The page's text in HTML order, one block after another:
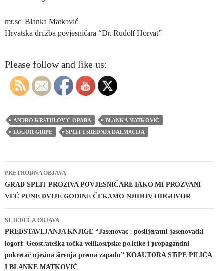
mr.sc. Blanka Matković
Hrvatska družba povjesničara “Dr. Rudolf Horvat”
Please follow and like us:
ANDRO KRSTULOVIĆ OPARA
BLANKA MATKOVIĆ
LOGOR GRIPE
SPLIT I SREDNJA DALMACIJA
Navigacija
objava
PRETHODNA OBJAVA
GRAD SPLIT PROZIVA POVJESNIČARE IAKO MI PROZVANI
VEĆ PUNE DVIJE GODINE ČEKAMO NJIHOV ODGOVOR
SLJEDEĆA OBJAVA
PREDSTAVLJANJA KNJIGE “Jasenovac i poslijeratni jasenovački
logori: Geostrateška točka velikosrpske politike i propagandni
pokretač njezina širenja prema zapadu” KOAUTORA STiPE PILIĆA
I BLANKE MATKOVIĆ